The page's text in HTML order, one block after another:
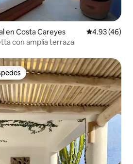
en Costa Careyes Calificación
4.93 (46)
con amplia terraza
entre huéspedes